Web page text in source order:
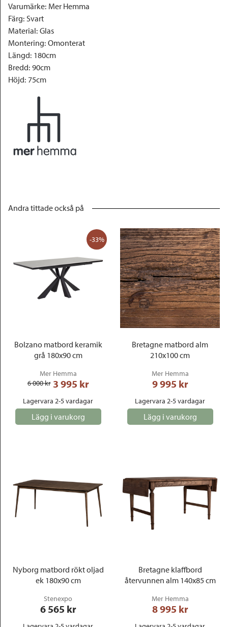
Varumärke: Mer Hemma
Färg: Svart
Material: Glas
Montering: Omonterat
Längd: 180cm
Bredd: 90cm
Höjd: 75cm
Andra tittade också på
-33%
Bolzano matbord keramik
grå 180x90 cm
Mer Hemma
6 000 kr 3 995 kr
Lagervara 2-5 vardagar
Lägg i varukorg
Bretagne matbord alm
210x100 cm
Mer Hemma
9 995 kr
Lagervara 2-5 vardagar
Lägg i varukorg
Nyborg matbord rökt oljad
ek 180x90 cm
Stenexpo
6 565 kr
Bretagne klaffbord
återvunnen alm 140x85 cm
Mer Hemma
8 995 kr